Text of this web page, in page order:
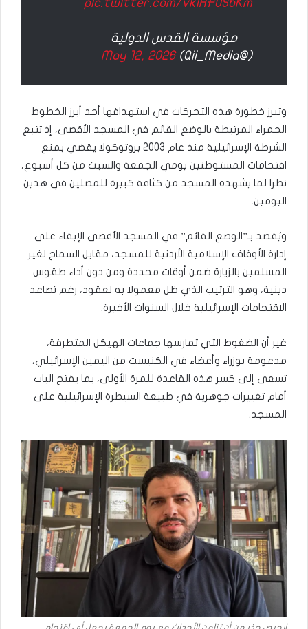
— مؤسسة القدس الدولية
(@Qii_Media)
May 12, 2026
وتبرز خطورة هذه التحركات في استهدافها أحد أبرز الخطوط
الحمراء المرتبطة بالوضع القائم في المسجد الأقصى، إذ تتبع
الشرطة الإسرائيلية منذ عام 2003 بروتوكولا يقضي بمنع
اقتحامات المستوطنين يومي الجمعة والسبت من كل أسبوع،
نظرا لما يشهده المسجد من كثافة كبيرة للمصلين في هذين
اليومين.
ويُقصد بـ”الوضع القائم” في المسجد الأقصى الإبقاء على
إدارة الأوقاف الإسلامية الأردنية للمسجد، مقابل السماح لغير
المسلمين بالزيارة ضمن أوقات محددة ومن دون أداء طقوس
دينية، وهو الترتيب الذي ظل معمولا به لعقود، رغم تصاعد
الاقتحامات الإسرائيلية خلال السنوات الأخيرة.
غير أن الضغوط التي تمارسها جماعات الهيكل المتطرفة،
مدعومة بوزراء وأعضاء في الكنيست من اليمين الإسرائيلي،
تسعى إلى كسر هذه القاعدة للمرة الأولى، بما يفتح الباب
أمام تغييرات جوهرية في طبيعة السيطرة الإسرائيلية على
المسجد.